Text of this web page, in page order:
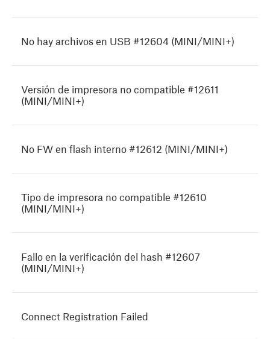
No hay archivos en USB #12604 (MINI/MINI+)
Versión de impresora no compatible #12611
(MINI/MINI+)
No FW en flash interno #12612 (MINI/MINI+)
Tipo de impresora no compatible #12610
(MINI/MINI+)
Fallo en la verificación del hash #12607
(MINI/MINI+)
Connect Registration Failed